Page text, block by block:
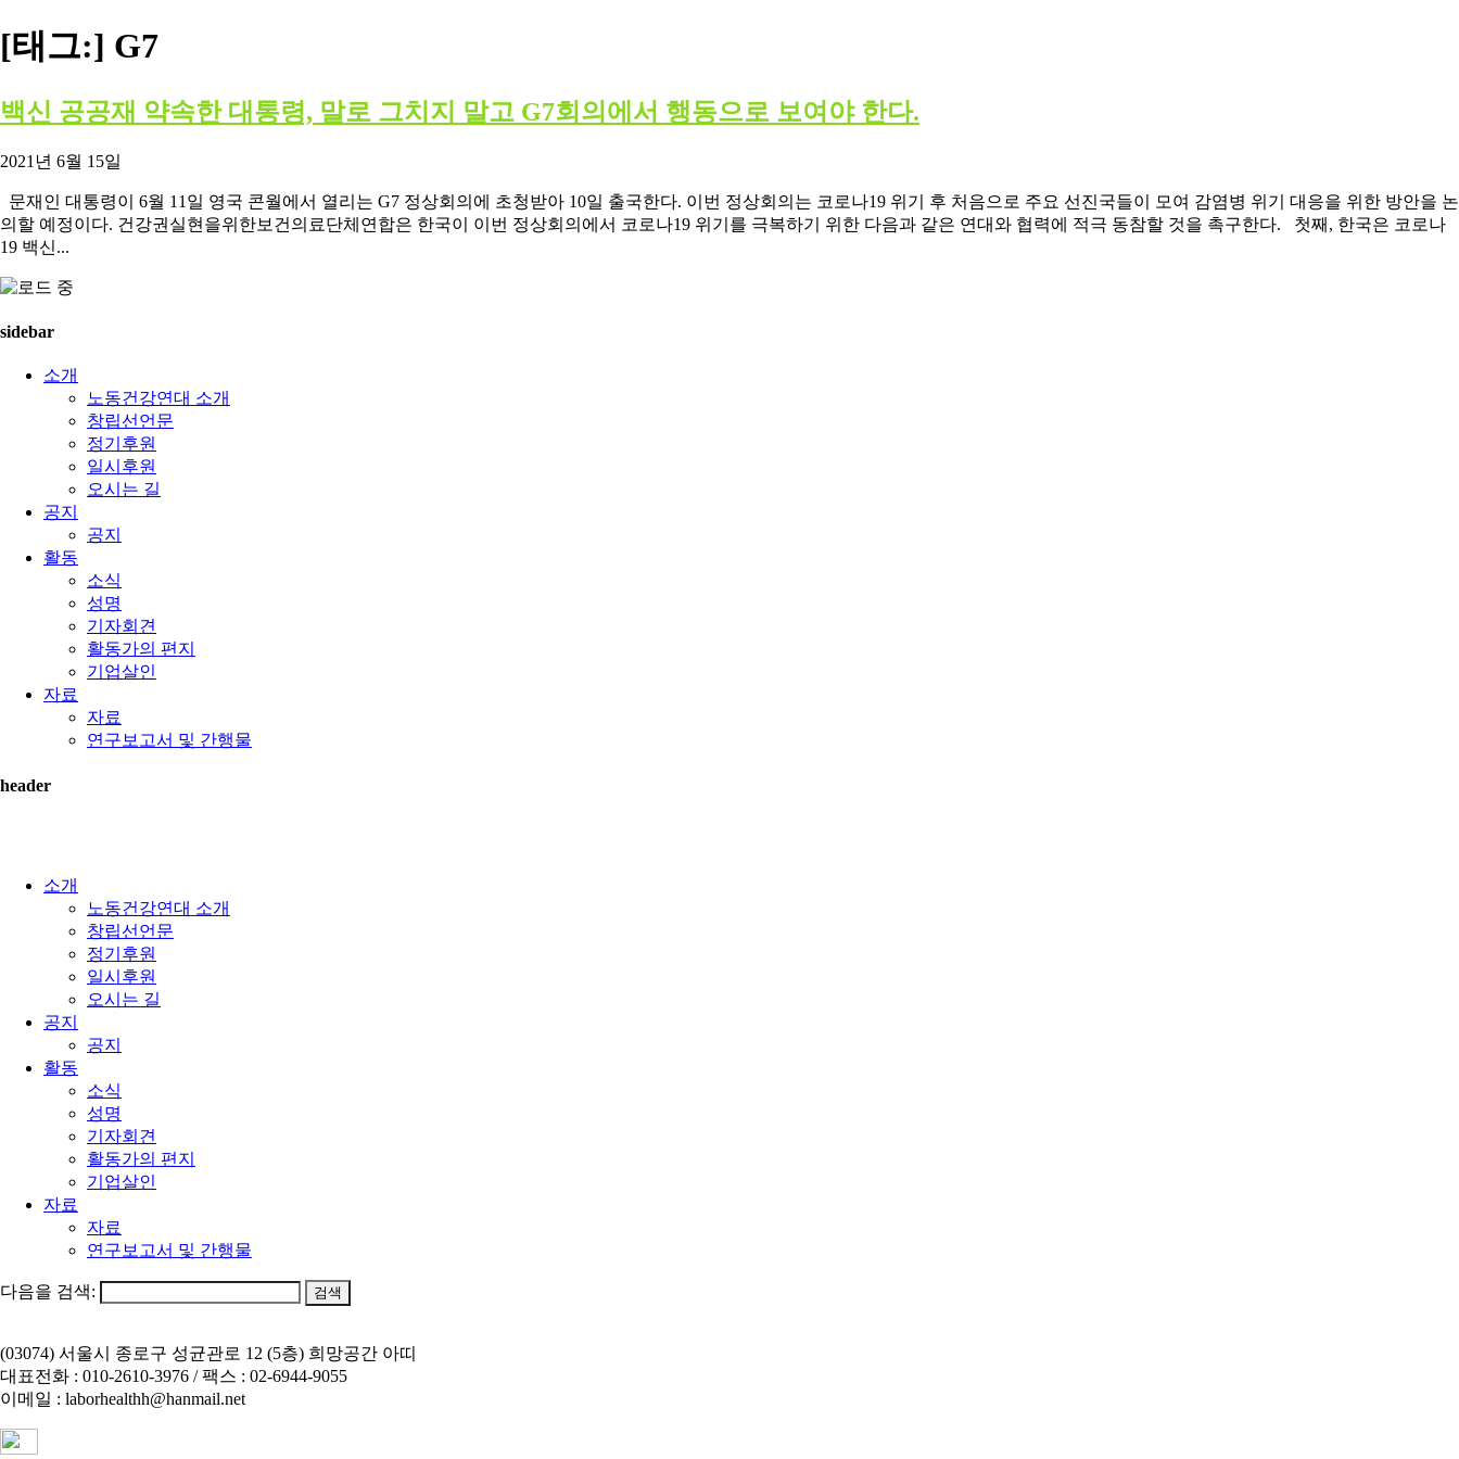
[태그:] G7
백신 공공재 약속한 대통령, 말로 그치지 말고 G7회의에서 행동으로 보여야 한다.
2021년 6월 15일
문재인 대통령이 6월 11일 영국 콘월에서 열리는 G7 정상회의에 초청받아 10일 출국한다. 이번 정상회의는 코로나19 위기 후 처음으로 주요 선진국들이 모여 감염병 위기 대응을 위한 방안을 논
의할 예정이다. 건강권실현을위한보건의료단체연합은 한국이 이번 정상회의에서 코로나19 위기를 극복하기 위한 다음과 같은 연대와 협력에 적극 동참할 것을 촉구한다. 첫째, 한국은 코로나
19 백신...
sidebar
소개
노동건강연대 소개
창립선언문
정기후원
일시후원
오시는 길
공지
공지
활동
소식
성명
기자회견
활동가의 편지
기업살인
자료
자료
연구보고서 및 간행물
header
소개
노동건강연대 소개
창립선언문
정기후원
일시후원
오시는 길
공지
공지
활동
소식
성명
기자회견
활동가의 편지
기업살인
자료
자료
연구보고서 및 간행물
다음을 검색:
(03074) 서울시 종로구 성균관로 12 (5층) 희망공간 아띠
대표전화 : 010-2610-3976 / 팩스 : 02-6944-9055
이메일 : laborhealthh@hanmail.net